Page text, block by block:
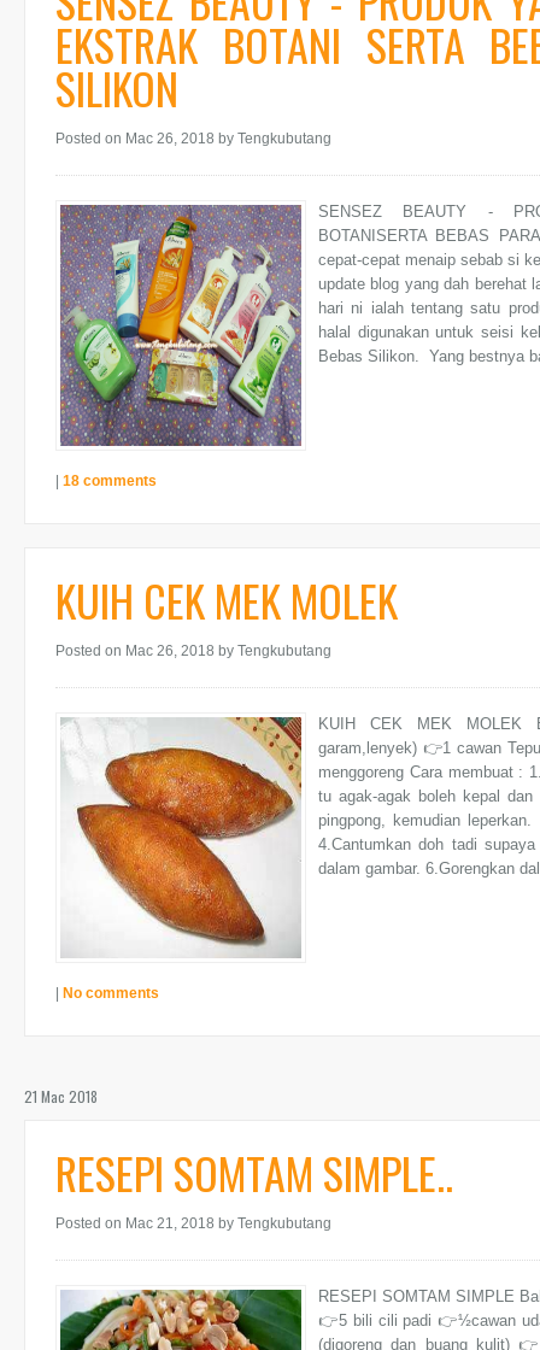
EKSTRAK BOTANI SERTA
SILIKON
Posted on Mac 26, 2018 by Tengkubutang
SENSEZ BEAUTY -
BOTANISERTA BEBAS
cepat-cepat menaip sebab si
update blog yang dah berehat
hari ni ialah tentang satu
halal digunakan untuk seisi
Bebas Silikon. Yang bestnya
| 18 comments
KUIH CEK MEK MOLEK
Posted on Mac 26, 2018 by Tengkubutang
KUIH CEK MEK MOLEK
garam,lenyek) 👉1 cawan
menggoreng Cara membuat :
tu agak-agak boleh kepal
pingpong, kemudian
4.Cantumkan doh tadi
dalam gambar. 6.Gorengkan
| No comments
21 Mac 2018
RESEPI SOMTAM SIMPLE..
Posted on Mac 21, 2018 by Tengkubutang
RESEPI SOMTAM SIMPLE
👉5 bili cili padi 👉½cawan
(digoreng dan buang kulit)